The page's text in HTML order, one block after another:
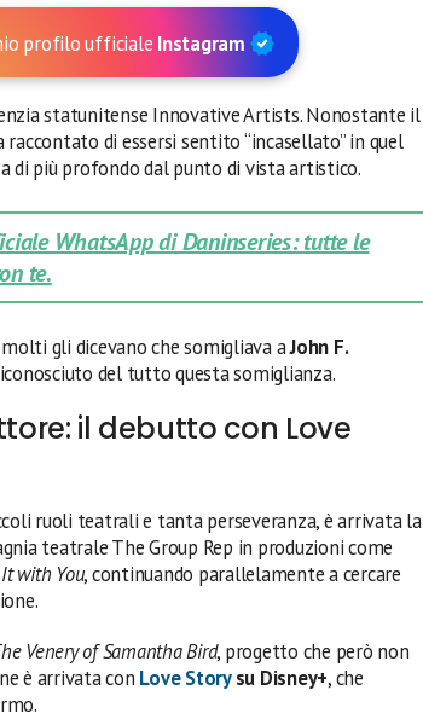
profilo ufficiale Instagram
statunitense Innovative Artists. Nonostante il
raccontato di essersi sentito “incasellato” in quel
di più profondo dal punto di vista artistico.
WhatsApp di Daninseries: tutte le
te.
gli dicevano che somigliava aJohn F.
del tutto questa somiglianza.
il debutto con Love
ruoli teatrali e tanta perseveranza, è arrivata la
teatrale The Group Rep in produzioni come
It with You, continuando parallelamente a cercare
Venery of Samantha Bird, progetto che però non
è arrivata con Love Storysu Disney+, che